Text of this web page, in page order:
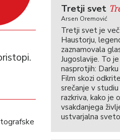
Tretji svet
Arsen Oremović
Tretji svet je
Haustorju,
zaznamovala
Jugoslavije. To
nasprotjih:
Film skozi
srečanje v
razkriva, kako je
vsakdanjega
ustvarjalna